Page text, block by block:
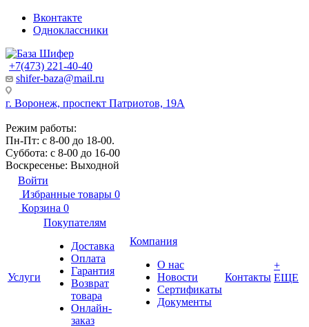
Вконтакте
Одноклассники
+7(473) 221-40-40
shifer-baza@mail.ru
г. Воронеж, проспект Патриотов, 19А
Режим работы:
Пн-Пт: с 8-00 до 18-00.
Суббота: с 8-00 до 16-00
Воскресенье: Выходной
Войти
Избранные товары 0
Корзина 0
Услуги
Покупателям
Доставка
Оплата
Гарантия
Возврат
товара
Онлайн-
заказ
Компания
О нас
Новости
Сертификаты
Документы
Контакты
+
ЕЩЕ